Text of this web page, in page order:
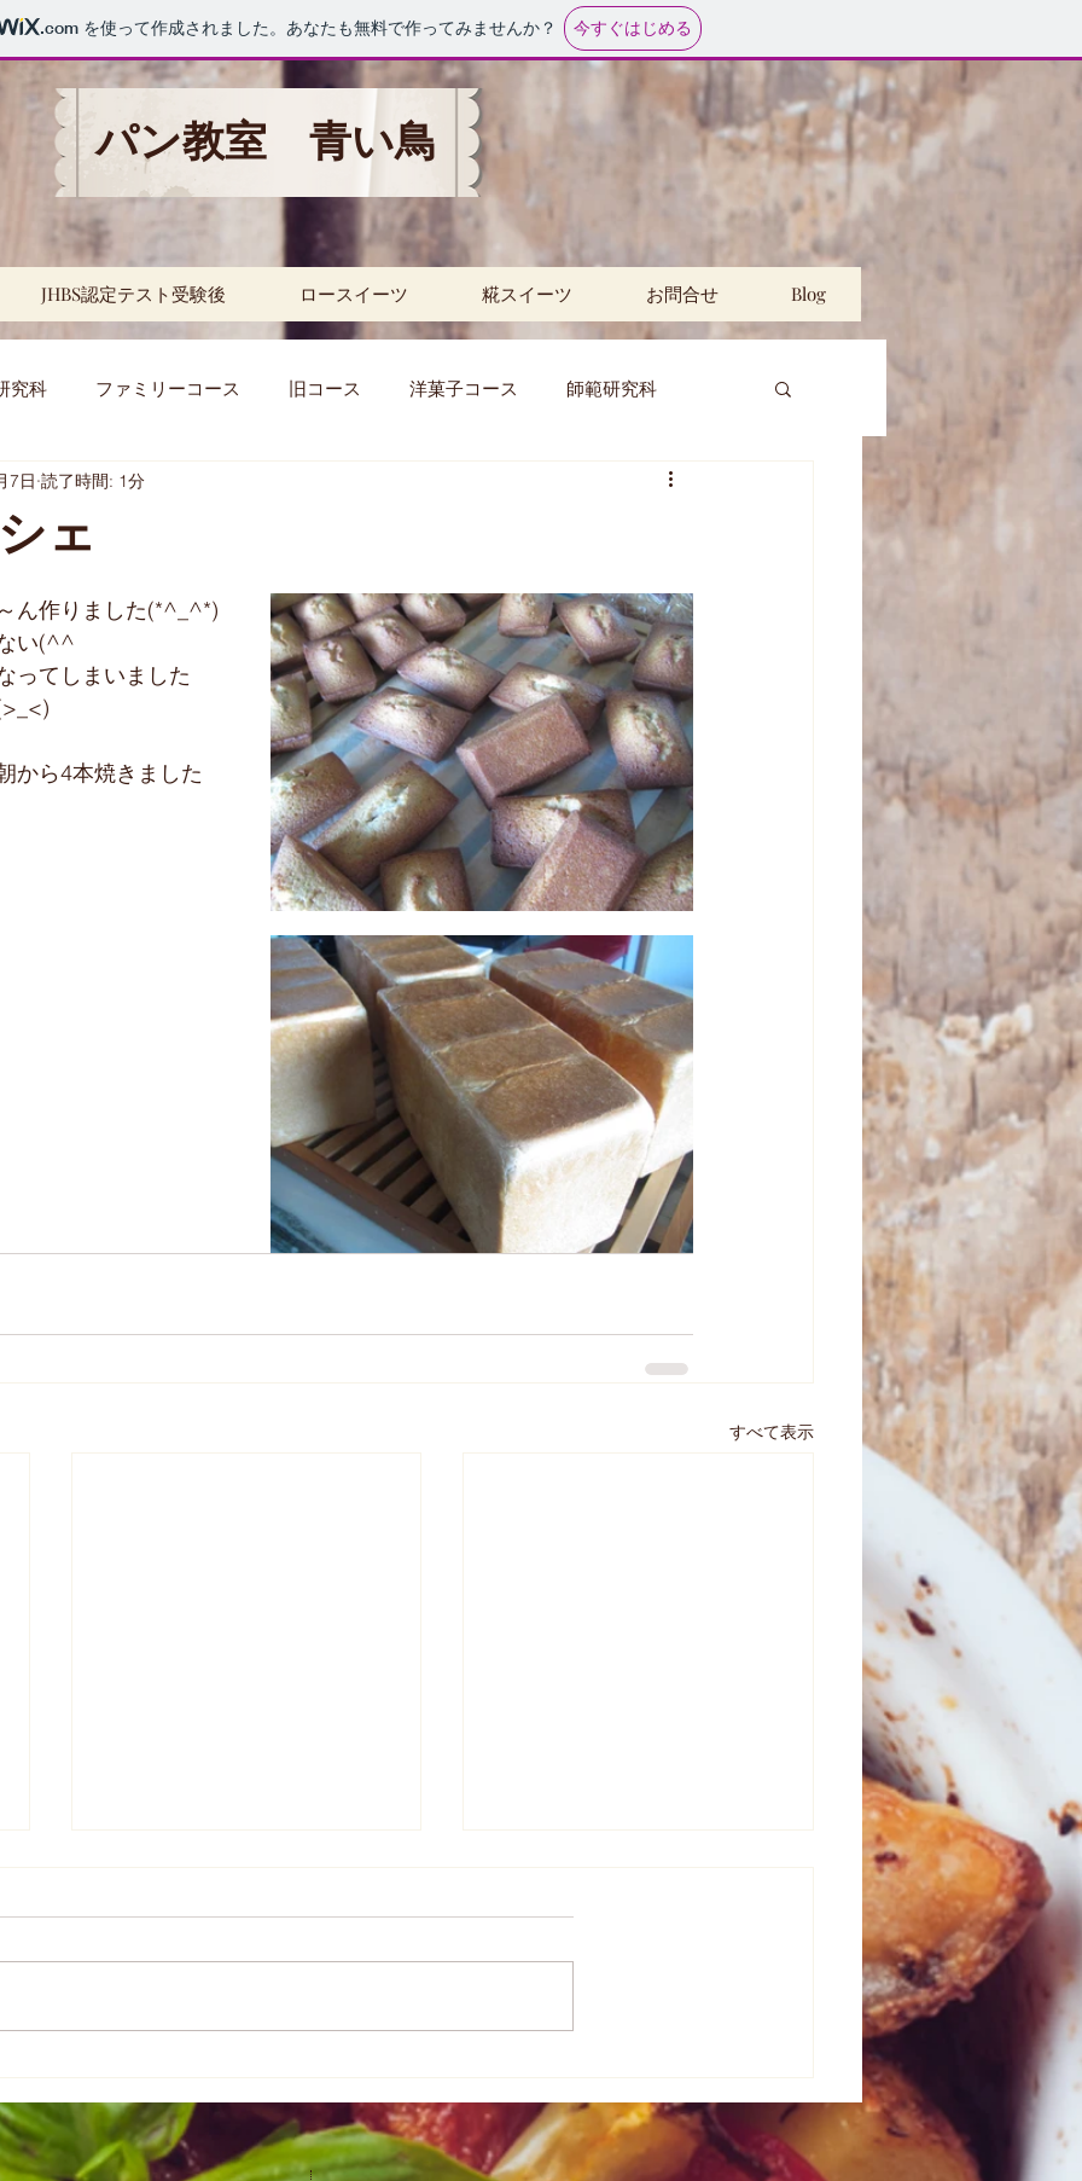
.com を使って作成されました。あなたも無料で作ってみませんか？ 今すぐはじめる
パン教室 青い鳥
JHBS認定テスト受験後 ロースイーツ 糀スイーツ お問合せ Blog
究科 ファミリーコース 旧コース 洋菓子コース 師範研究科
セミナー
ェ
7日 読了時間: 1分
ん作りました(*^_^*)
い(^^ゞ
ってしまいました
から4本焼きました
すべて表示